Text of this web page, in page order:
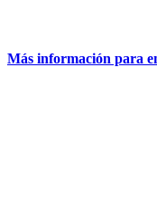
Más información para